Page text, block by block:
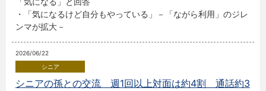
・「気になるけど自分もやっている」－「ながら利用」のジレ
ンマが拡大－
2026/06/22
シニアの孫との交流 週1回以上対面は約4割 通話約3